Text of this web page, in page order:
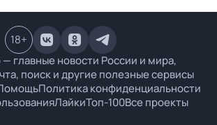
главные новости России и мира,
поиск и другие полезные сервисы
Политика конфиденциальности
ЛайкиТоп-100Все проекты
18+